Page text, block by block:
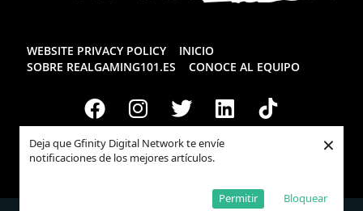
Deja que Gfinity Digital Network te envíe
notificaciones de los mejores artículos.
Bloquear
Permitir
×
WEBSITE PRIVACY POLICY
INICIO
SOBRE REALGAMING101.ES
CONOCE AL EQUIPO
Todos los derechos reservadosRealgaming.es